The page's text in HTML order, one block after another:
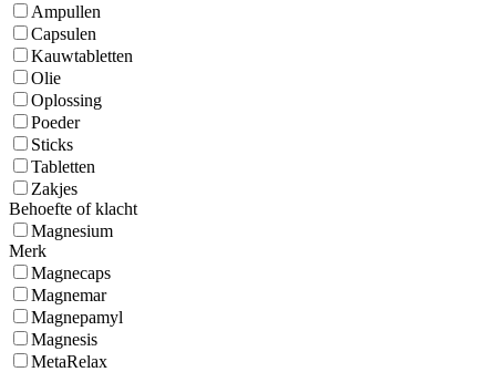
Ampullen
Capsulen
Kauwtabletten
Olie
Oplossing
Poeder
Sticks
Tabletten
Zakjes
Behoefte of klacht
Magnesium
Merk
Magnecaps
Magnemar
Magnepamyl
Magnesis
MetaRelax